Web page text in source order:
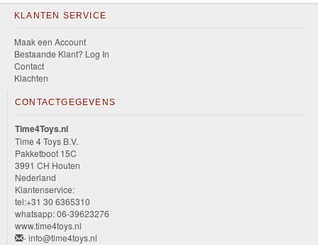
KLANTEN SERVICE
Maak een Account
Bestaande Klant? Log In
Contact
Klachten
CONTACTGEGEVENS
Time4Toys.nl
Time 4 Toys B.V.
Pakketboot 15C
3991 CH Houten
Nederland
Klantenservice:
tel:+31 30 6365310
whatsapp: 06-39623276
www.time4toys.nl
- info@time4toys.nl